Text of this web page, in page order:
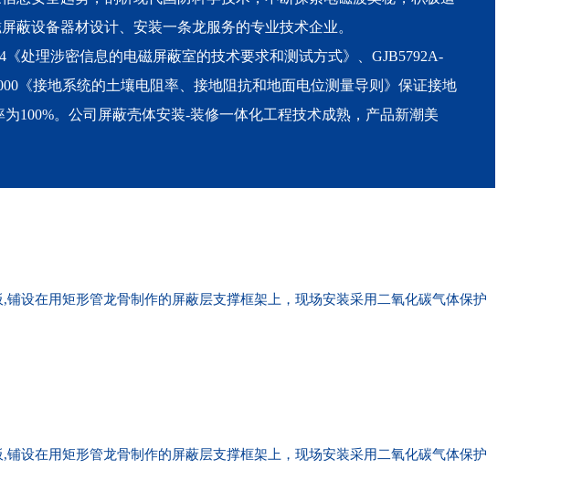
蔽设备器材设计、安装一条龙服务的专业技术企业。
处理涉密信息的电磁屏蔽室的技术要求和测试方式》、GJB5792A-
《接地系统的土壤电阻率、接地阻抗和地面电位测量导则》保证接地
100%。公司屏蔽壳体安装-装修一体化工程技术成熟，产品新潮美
设在用矩形管龙骨制作的屏蔽层支撑框架上，现场安装采用二氧化碳气体保护
设在用矩形管龙骨制作的屏蔽层支撑框架上，现场安装采用二氧化碳气体保护